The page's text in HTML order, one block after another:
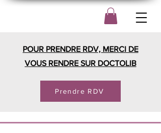
POUR PRENDRE RDV, MERCI DE
VOUS RENDRE SUR DOCTOLIB
Prendre RDV